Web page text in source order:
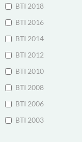
BTI 2018
BTI 2016
BTI 2014
BTI 2012
BTI 2010
BTI 2008
BTI 2006
BTI 2003